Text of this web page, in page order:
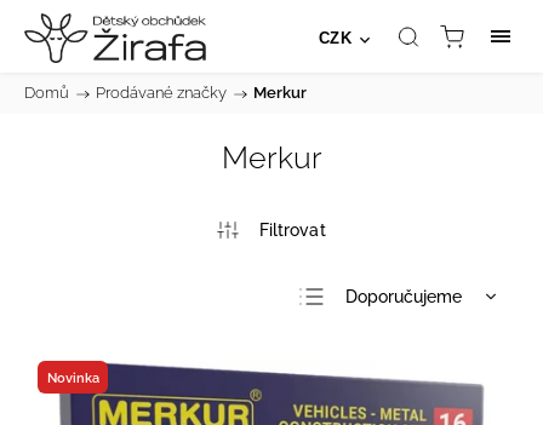
CZK
Domů / Prodávané značky / Merkur
Merkur
Doporučujeme
Nejdražší
Nejprodávanější
Novinka